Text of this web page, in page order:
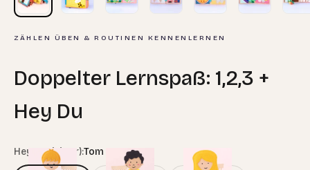
ZÄHLEN ÜBEN & ROUTINEN KENNENLERNEN
Doppelter Lernspaß: 1,2,3 +
Hey Du
Hey Du! (Figur):Tom